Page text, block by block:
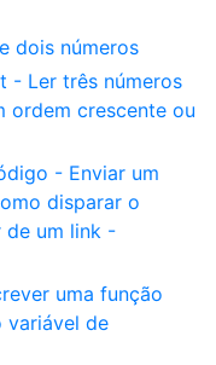
dois números
- Ler três números
ordem crescente ou
- Enviar um
disparar o
um link -
uma função
variável de